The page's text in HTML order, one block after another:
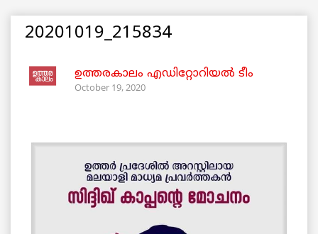
20201019_215834
ഉത്തരകാലം എഡിറ്റോറിയല്‍ ടീം
October 19, 2020